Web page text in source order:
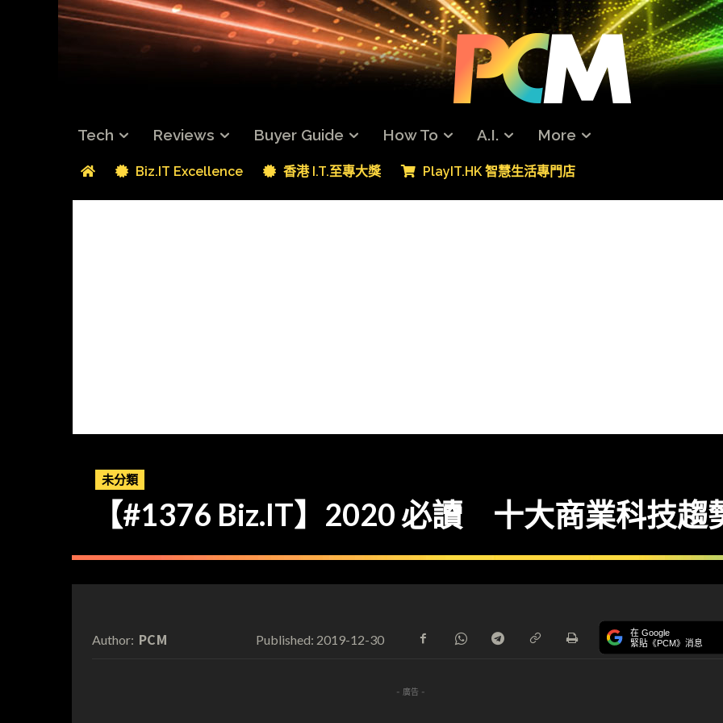
Tech Reviews Buyer Guide How To A.I. More
Biz.IT Excellence 香港 I.T.至專大獎 PlayIT.HK 智慧生活專門店
未分類
【#1376 Biz.IT】2020 必讀 十大商業科技趨
Author: PCM Published: 2019-12-30 在 Google
緊貼《PCM》消息
- 廣告 -